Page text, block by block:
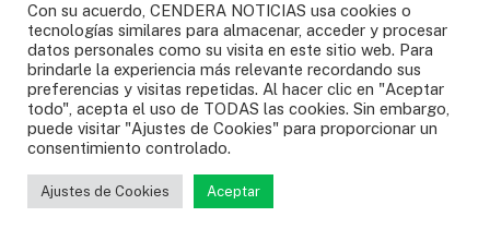
Colombia ganó histórico oro en voleibol
de los Juegos Centroamericanos y del
Caribe
31/07/2026
¿Cuándo vuelve a jugar la selección de
Colombia? Ya hay dos amistosos en el
radar?
30/07/2026
Con su acuerdo, CENDERA NOTICIAS usa cookies o
tecnologías similares para almacenar, acceder y procesar
datos personales como su visita en este sitio web. Para
brindarle la experiencia más relevante recordando sus
preferencias y visitas repetidas. Al hacer clic en "Aceptar
todo", acepta el uso de TODAS las cookies. Sin embargo,
puede visitar "Ajustes de Cookies" para proporcionar un
consentimiento controlado.
Ajustes de Cookies Aceptar